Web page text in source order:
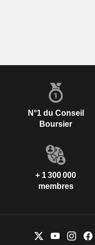
N°1 du Conseil
Boursier
+ 1 300 000
membres